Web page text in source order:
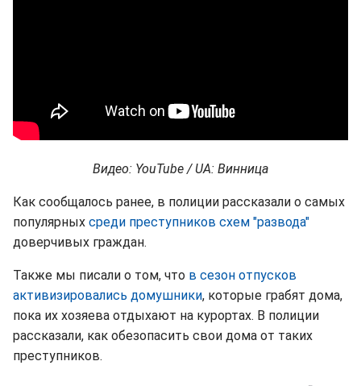
Видео: YouTube / UA: Винница
Как сообщалось ранее, в полиции рассказали о самых
популярных среди преступников схем "развода"
доверчивых граждан.
Также мы писали о том, что в сезон отпусков
активизировались домушники, которые грабят дома,
пока их хозяева отдыхают на курортах. В полиции
рассказали, как обезопасить свои дома от таких
преступников.